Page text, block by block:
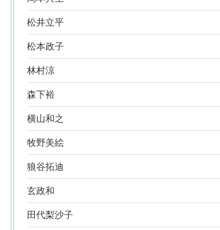
松井立平
松本政子
林村涼
森下裕
横山和之
牧野美絵
狼谷拓迪
玄政和
田代梨沙子